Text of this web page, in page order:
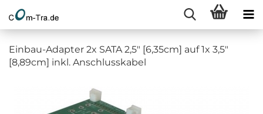
Einbau-Adapter 2x SATA 2,5" [6,35cm] auf 1x 3,5"
[8,89cm] inkl. Anschlusskabel